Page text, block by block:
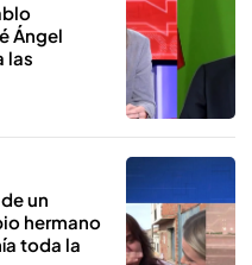
Ángel
las
un
hermano
toda la